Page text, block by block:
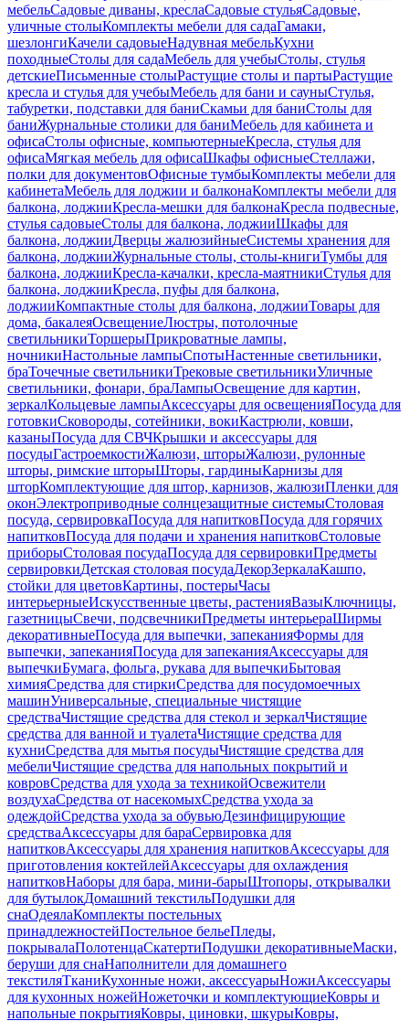
мебельСадовые диваны, креслаСадовые стульяСадовые,
уличные столыКомплекты мебели для садаГамаки,
шезлонгиКачели садовыеНадувная мебельКухни
походныеСтолы для садаМебель для учебыСтолы, стулья
детскиеПисьменные столыРастущие столы и партыРастущие
кресла и стулья для учебыМебель для бани и сауныСтулья,
табуретки, подставки для баниСкамьи для баниСтолы для
баниЖурнальные столики для баниМебель для кабинета и
офисаСтолы офисные, компьютерныеКресла, стулья для
офисаМягкая мебель для офисаШкафы офисныеСтеллажи,
полки для документовОфисные тумбыКомплекты мебели для
кабинетаМебель для лоджии и балконаКомплекты мебели для
балкона, лоджииКресла-мешки для балконаКресла подвесные,
стулья садовыеСтолы для балкона, лоджииШкафы для
балкона, лоджииДверцы жалюзийныеСистемы хранения для
балкона, лоджииЖурнальные столы, столы-книгиТумбы для
балкона, лоджииКресла-качалки, кресла-маятникиСтулья для
балкона, лоджииКресла, пуфы для балкона,
лоджииКомпактные столы для балкона, лоджииТовары для
дома, бакалеяОсвещениеЛюстры, потолочные
светильникиТоршерыПрикроватные лампы,
ночникиНастольные лампыСпотыНастенные светильники,
браТочечные светильникиТрековые светильникиУличные
светильники, фонари, браЛампыОсвещение для картин,
зеркалКольцевые лампыАксессуары для освещенияПосуда для
готовкиСковороды, сотейники, вокиКастрюли, ковши,
казаныПосуда для СВЧКрышки и аксессуары для
посудыГастроемкостиЖалюзи, шторыЖалюзи, рулонные
шторы, римские шторыШторы, гардиныКарнизы для
шторКомплектующие для штор, карнизов, жалюзиПленки для
оконЭлектроприводные солнцезащитные системыСтоловая
посуда, сервировкаПосуда для напитковПосуда для горячих
напитковПосуда для подачи и хранения напитковСтоловые
приборыСтоловая посудаПосуда для сервировкиПредметы
сервировкиДетская столовая посудаДекорЗеркалаКашпо,
стойки для цветовКартины, постерыЧасы
интерьерныеИскусственные цветы, растенияВазыКлючницы,
газетницыСвечи, подсвечникиПредметы интерьераШирмы
декоративныеПосуда для выпечки, запеканияФормы для
выпечки, запеканияПосуда для запеканияАксессуары для
выпечкиБумага, фольга, рукава для выпечкиБытовая
химияСредства для стиркиСредства для посудомоечных
машинУниверсальные, специальные чистящие
средстваЧистящие средства для стекол и зеркалЧистящие
средства для ванной и туалетаЧистящие средства для
кухниСредства для мытья посудыЧистящие средства для
мебелиЧистящие средства для напольных покрытий и
ковровСредства для ухода за техникойОсвежители
воздухаСредства от насекомыхСредства ухода за
одеждойСредства ухода за обувьюДезинфицирующие
средстваАксессуары для бараСервировка для
напитковАксессуары для хранения напитковАксессуары для
приготовления коктейлейАксессуары для охлаждения
напитковНаборы для бара, мини-барыШтопоры, открывалки
для бутылокДомашний текстильПодушки для
снаОдеялаКомплекты постельных
принадлежностейПостельное бельеПледы,
покрывалаПолотенцаСкатертиПодушки декоративныеМаски,
беруши для снаНаполнители для домашнего
текстиляТканиКухонные ножи, аксессуарыНожиАксессуары
для кухонных ножейНожеточки и комплектующиеКовры и
напольные покрытияКовры, циновки, шкурыКовры,